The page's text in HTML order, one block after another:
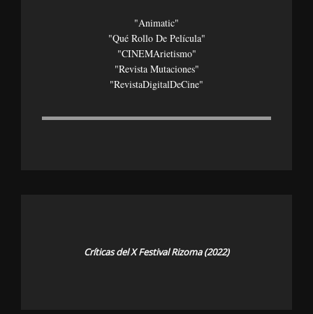
"Animatic"
"Qué Rollo De Película"
"CINEMArietismo"
"Revista Mutaciones"
"revistaDigitalDeCine"
Críticas del X Festival Rizoma (2022)